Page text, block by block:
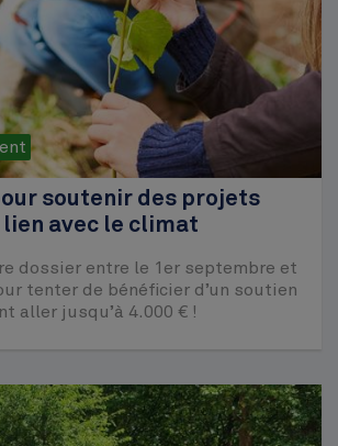
soutenir des projets
lien avec le climat
dossier entre le 1er septembre et
tenter de bénéficier d’un soutien
aller jusqu’à 4.000 € !